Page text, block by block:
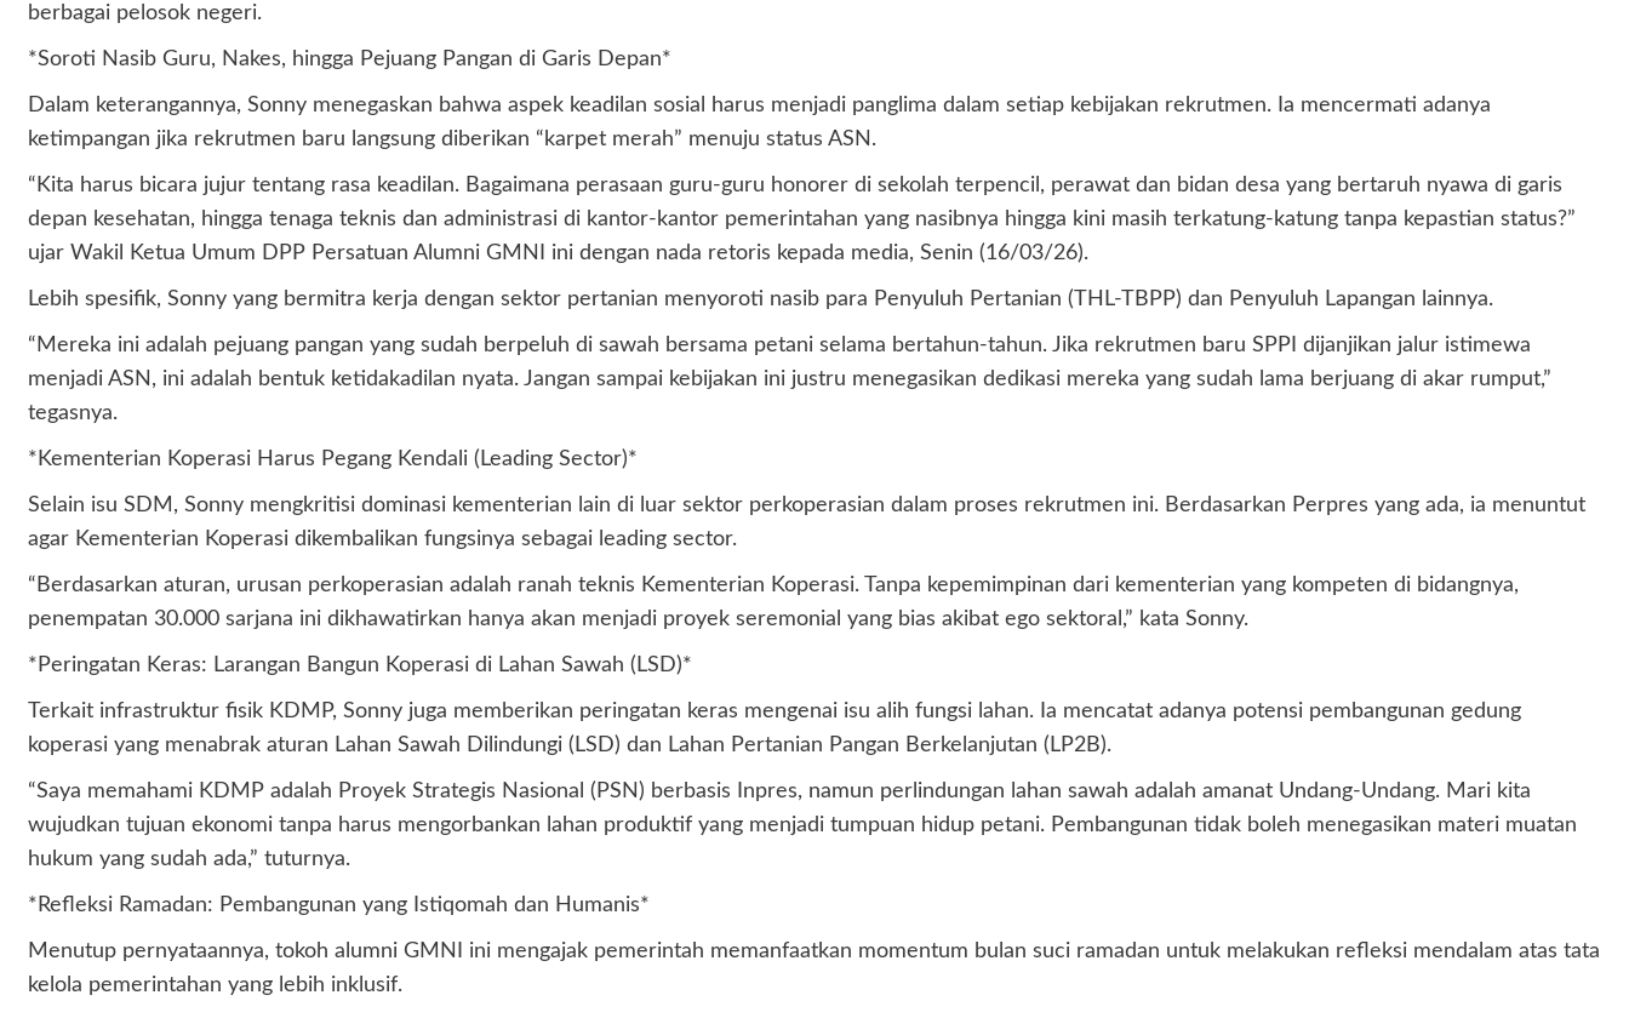
berbagai pelosok negeri.
*Soroti Nasib Guru, Nakes, hingga Pejuang Pangan di Garis Depan*
Dalam keterangannya, Sonny menegaskan bahwa aspek keadilan sosial harus menjadi panglima dalam setiap kebijakan rekrutmen. Ia mencermati adanya
ketimpangan jika rekrutmen baru langsung diberikan “karpet merah” menuju status ASN.
“Kita harus bicara jujur tentang rasa keadilan. Bagaimana perasaan guru-guru honorer di sekolah terpencil, perawat dan bidan desa yang bertaruh nyawa di garis
depan kesehatan, hingga tenaga teknis dan administrasi di kantor-kantor pemerintahan yang nasibnya hingga kini masih terkatung-katung tanpa kepastian status?”
ujar Wakil Ketua Umum DPP Persatuan Alumni GMNI ini dengan nada retoris kepada media, Senin (16/03/26).
Lebih spesifik, Sonny yang bermitra kerja dengan sektor pertanian menyoroti nasib para Penyuluh Pertanian (THL-TBPP) dan Penyuluh Lapangan lainnya.
“Mereka ini adalah pejuang pangan yang sudah berpeluh di sawah bersama petani selama bertahun-tahun. Jika rekrutmen baru SPPI dijanjikan jalur istimewa
menjadi ASN, ini adalah bentuk ketidakadilan nyata. Jangan sampai kebijakan ini justru menegasikan dedikasi mereka yang sudah lama berjuang di akar rumput,”
tegasnya.
*Kementerian Koperasi Harus Pegang Kendali (Leading Sector)*
Selain isu SDM, Sonny mengkritisi dominasi kementerian lain di luar sektor perkoperasian dalam proses rekrutmen ini. Berdasarkan Perpres yang ada, ia menuntut
agar Kementerian Koperasi dikembalikan fungsinya sebagai leading sector.
“Berdasarkan aturan, urusan perkoperasian adalah ranah teknis Kementerian Koperasi. Tanpa kepemimpinan dari kementerian yang kompeten di bidangnya,
penempatan 30.000 sarjana ini dikhawatirkan hanya akan menjadi proyek seremonial yang bias akibat ego sektoral,” kata Sonny.
*Peringatan Keras: Larangan Bangun Koperasi di Lahan Sawah (LSD)*
Terkait infrastruktur fisik KDMP, Sonny juga memberikan peringatan keras mengenai isu alih fungsi lahan. Ia mencatat adanya potensi pembangunan gedung
koperasi yang menabrak aturan Lahan Sawah Dilindungi (LSD) dan Lahan Pertanian Pangan Berkelanjutan (LP2B).
“Saya memahami KDMP adalah Proyek Strategis Nasional (PSN) berbasis Inpres, namun perlindungan lahan sawah adalah amanat Undang-Undang. Mari kita
wujudkan tujuan ekonomi tanpa harus mengorbankan lahan produktif yang menjadi tumpuan hidup petani. Pembangunan tidak boleh menegasikan materi muatan
hukum yang sudah ada,” tuturnya.
*Refleksi Ramadan: Pembangunan yang Istiqomah dan Humanis*
Menutup pernyataannya, tokoh alumni GMNI ini mengajak pemerintah memanfaatkan momentum bulan suci ramadan untuk melakukan refleksi mendalam atas tata
kelola pemerintahan yang lebih inklusif.